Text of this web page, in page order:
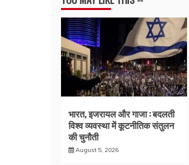
भारत, इजरायल और गाजा : बदलती
विश्व व्यवस्था में कूटनीतिक संतुलन
की चुनौती
August 5, 2026